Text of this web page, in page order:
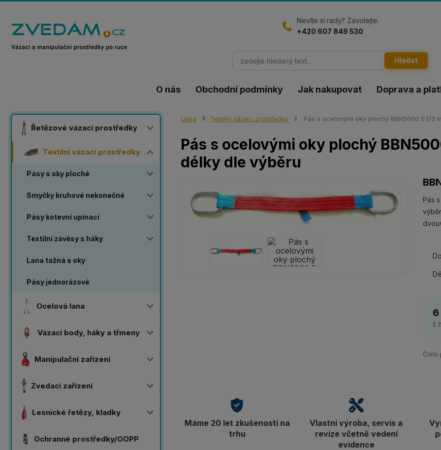
O nás Obchodní podmínky Jak nakupovat Doprava a
Hledat
Nevíte si rady? Zavolejte.
+420 607 849 530
Řetězové vázací prostředky
Textilní vázací prostředky
Pásy s oky ploché
Smyčky kruhové nekonečné
Pásy kotevní upínací
Textilní závěsy s háky
Lana tažná s oky
Pásy jednorázové
Ocelová lana
Vázací body, háky a třmeny
Manipulační zařízení
Zvedací zařízení
Lesnické řetězy, kladky
Ochranné prostředky/OOPP
Úvod Textilní vázací prostředky Pás s ocelovými oky plochý BBN5000 5 t/2
Pás s ocelovými oky plochý
délky dle výběru
Pás
5
Číslo
Máme 20 let zkušeností na
trhu
Vlastní výroba, servis a
revize včetně vedení
evidence